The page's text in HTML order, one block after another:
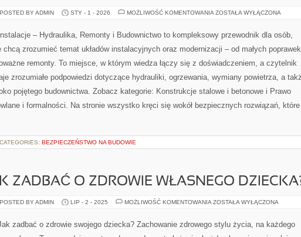
POSTED BY ADMIN STY - 1 - 2026 MOŻLIWOŚĆ KOMENTOWANIA OGRÓD
ZOSTAŁA WYŁĄCZONA
Instalacje – Hydraulika, Remonty i Budownictwo to
kompleksowy przewodnik dla osób, które chcą
zrozumieć temat układów instalacyjnych oraz
modernizacji – od małych poprawek po poważne
remonty. To miejsce, w którym wiedza łączy się z
doświadczeniem, a czytelnik dostaje zrozumiałe
dotyczące hydrauliki, ogrzewania, wymiany powietrza, a także szeroko pojętego
Zobacz kategorie: Konstrukcje stalowe i betonowe i Prawo budowlane i
Na stronie wszystko kręci się wokół bezpiecznych rozwiązań, które […]
LIP - 2 - 2025 MOŻLIWOŚĆ KOMENTOWANIA
JAK
ZOSTAŁA WYŁĄCZONA